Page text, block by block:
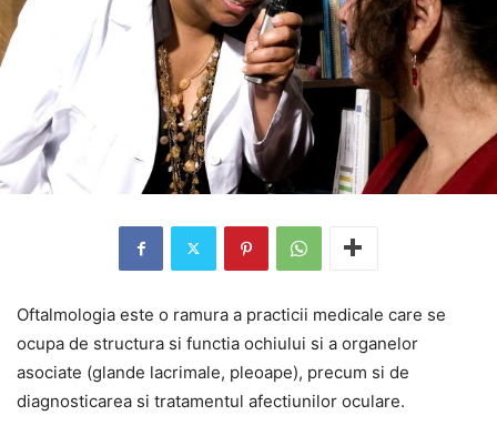
Oftalmologia este o ramura a practicii medicale care se
ocupa de structura si functia ochiului si a organelor
asociate (glande lacrimale, pleoape), precum si de
diagnosticarea si tratamentul afectiunilor oculare.